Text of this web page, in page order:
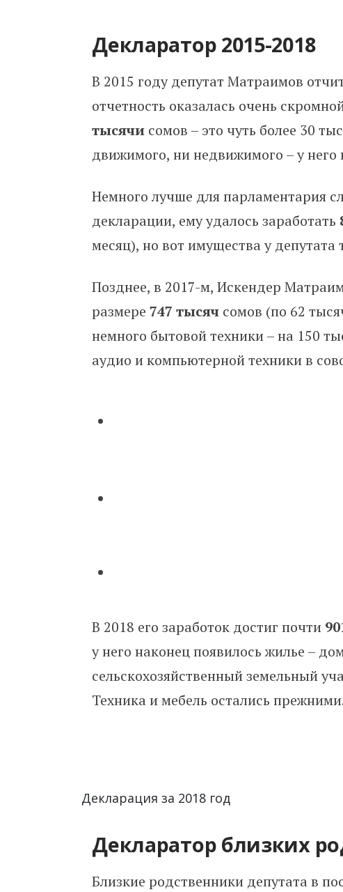
Декларатор 2015-2018
В 2015 году депутат Матраимов
отчетность оказалась очень
тысячи сомов – это чуть более 30
движимого, ни недвижимого – у него
Немного лучше для парламентария
декларации, ему удалось заработать
месяц), но вот имущества у депутата
Позднее, в 2017-м, Искендер
размере747 тысяч сомов (по 62
немного бытовой техники – на 150
аудио и компьютерной техники в
В 2018 его заработок достиг почти
у него наконец появилось жилье –
сельскохозяйственный земельный
Техника и мебель остались
Декларация за 2018 год
Декларатор близких
Близкие родственники депутата в